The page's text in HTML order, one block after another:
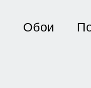
Обои